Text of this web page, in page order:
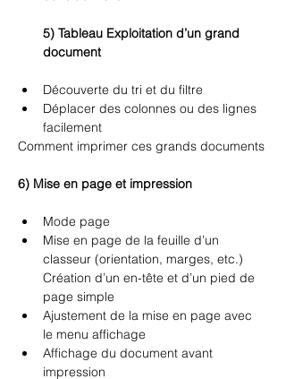
5) Tableau Exploitation d’un grand
document
Découverte du tri et du filtre
Déplacer des colonnes ou des lignes
facilement
Comment imprimer ces grands documents
6) Mise en page et impression
Mode page
Mise en page de la feuille d’un
classeur (orientation, marges, etc.)
Création d’un en-tête et d’un pied de
page simple
Ajustement de la mise en page avec
le menu affichage
Affichage du document avant
impression